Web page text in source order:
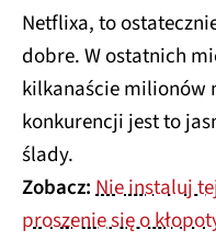
Netflixa, to
dobre. W ostatnich
kilkanaście milionów
konkurencji jest to
ślady.
Zobacz:Nie instaluj
proszenie się o